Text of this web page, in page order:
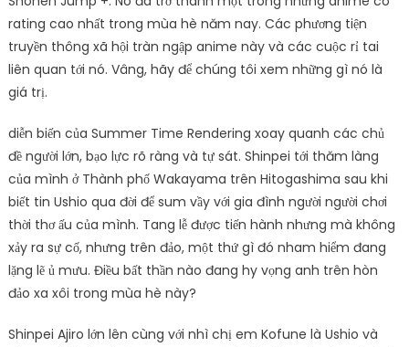
rating cao nhất trong mùa hè năm nay. Các phương tiện
truyền thông xã hội tràn ngập anime này và các cuộc rỉ tai
liên quan tới nó. Vâng, hãy để chúng tôi xem những gì nó là
giá trị.
diễn biến của Summer Time Rendering xoay quanh các chủ
đề người lớn, bạo lực rõ ràng và tự sát. Shinpei tới thăm làng
của mình ở Thành phố Wakayama trên Hitogashima sau khi
biết tin Ushio qua đời để sum vầy với gia đình người người chơi
thời thơ ấu của mình. Tang lễ được tiến hành nhưng mà không
xảy ra sự cố, nhưng trên đảo, một thứ gì đó nham hiểm đang
lặng lẽ ủ mưu. Điều bất thần nào đang hy vọng anh trên hòn
đảo xa xôi trong mùa hè này?
Shinpei Ajiro lớn lên cùng với nhì chị em Kofune là Ushio và